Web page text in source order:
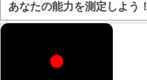
あなたの能力を測定しよう！